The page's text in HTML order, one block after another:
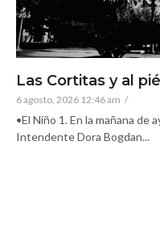
Las Cortitas y al
6 agosto, 2026 12:46 am /
•El Niño 1. En la mañana de
Intendente Dora Bogdan...